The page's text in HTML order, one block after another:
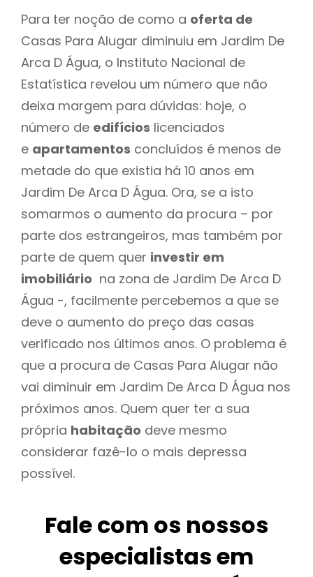
Para ter noção de como a oferta de
Casas Para Alugar diminuiu em Jardim De
Arca D Água, o Instituto Nacional de
Estatística revelou um número que não
deixa margem para dúvidas: hoje, o
número de edifícios licenciados
e apartamentos concluídos é menos de
metade do que existia há 10 anos em
Jardim De Arca D Água. Ora, se a isto
somarmos o aumento da procura – por
parte dos estrangeiros, mas também por
parte de quem quer investir em
imobiliário na zona de Jardim De Arca D
Água -, facilmente percebemos a que se
deve o aumento do preço das casas
verificado nos últimos anos. O problema é
que a procura de Casas Para Alugar não
vai diminuir em Jardim De Arca D Água nos
próximos anos. Quem quer ter a sua
própria habitação deve mesmo
considerar fazê-lo o mais depressa
possível.
Fale com os nossos
especialistas em